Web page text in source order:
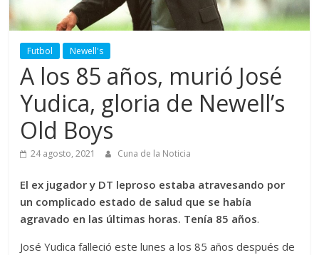
Futbol Newell's
A los 85 años, murió José
Yudica, gloria de Newell’s
Old Boys
24 agosto, 2021 Cuna de la Noticia
El ex jugador y DT leproso estaba atravesando por
un complicado estado de salud que se había
agravado en las últimas horas. Tenía 85 años.
José Yudica falleció este lunes a los 85 años después de